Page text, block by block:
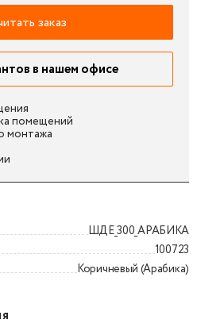
заказ
в нашем офисе
помещений
монтажа
ШДЕ_300_АРАБИКА
100723
Коричневый (Арабика)